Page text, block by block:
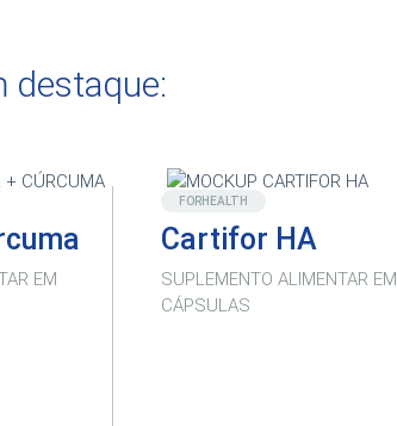
destaque:
EM
Destaque
FORHEALTH
Cartifor HA
SUPLEMENTO ALIMENTAR EM
CÁPSULAS